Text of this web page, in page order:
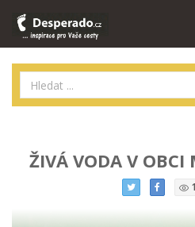
ŽIVÁ VODA V OBCI